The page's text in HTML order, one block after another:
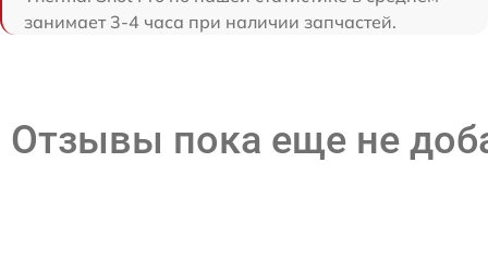
занимает 3-4 часа при наличии запчастей.
Отзывы пока еще не